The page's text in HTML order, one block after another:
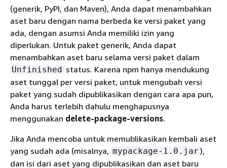
(generik, PyPI, dan Maven), Anda dapat menambahkan
aset baru dengan nama berbeda ke versi paket yang
ada, dengan asumsi Anda memiliki izin yang
diperlukan. Untuk paket generik, Anda dapat
menambahkan aset baru selama versi paket dalam
Unfinished status. Karena npm hanya mendukung
aset tunggal per versi paket, untuk mengubah versi
paket yang sudah dipublikasikan dengan cara apa pun,
Anda harus terlebih dahulu menghapusnya
menggunakan delete-package-versions.
Jika Anda mencoba untuk memublikasikan kembali aset
yang sudah ada (misalnya, mypackage-1.0.jar ),
dan isi dari aset yang dipublikasikan dan aset baru